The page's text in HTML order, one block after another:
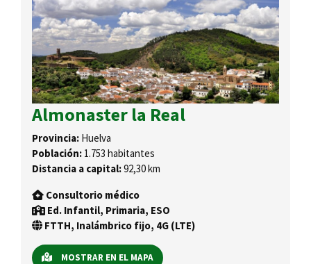
Almonaster la Real
Provincia: Huelva
Población: 1.753 habitantes
Distancia a capital:92,30 km
Consultorio médico
Ed. Infantil, Primaria, ESO
FTTH, Inalámbrico fijo, 4G (LTE)
MOSTRAR EN EL MAPA